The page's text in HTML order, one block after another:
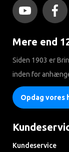
Mere end
Siden 1903 er
inden for
Opdag vores
Kundeservice